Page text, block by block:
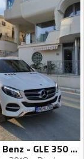
Mercedes Benz - GLE 350 - 4 matic